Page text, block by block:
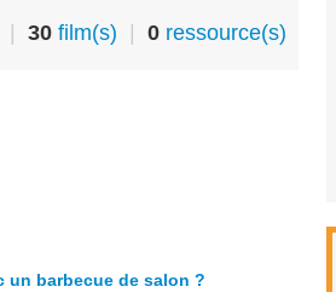
30 film(s) 0 ressource(s)
un barbecue de salon ?